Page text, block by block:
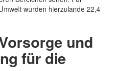
wurden hierzulande 22,4
und
für die